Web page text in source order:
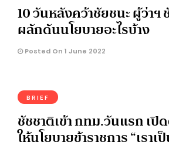
10 วันหลังคว้าชัยชนะ ผู้ว่าฯ
ผลักดันนโยบายอะไรบ้าง
Posted On 1 June 2022
BRIEF
ชัชชาติเข้า กทม.วันแรก เปิ
ให้นโยบายข้าราชการ “เรา